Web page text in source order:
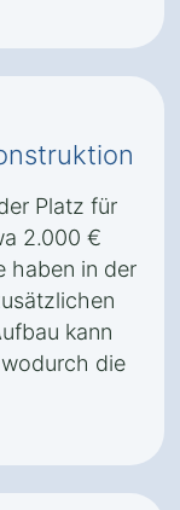
Platz für
2.000 €
haben in der
kann
die